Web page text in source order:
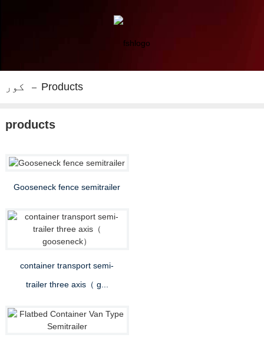
کور Products
products
Gooseneck fence semitrailer
container transport semi-
trailer three axis（ g...